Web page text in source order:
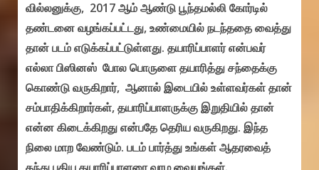
வில்லனுக்கு, 2017 ஆம் ஆண்டு பூந்தமல்லி கோர்டில்
தண்டனை வழங்கப்பட்டது, உண்மையில் நடந்ததை வைத்து
தான் படம் எடுக்கப்பட்டுள்ளது. தயாரிப்பாளர் என்பவர்
எல்லா பிஸினஸ் போல பொருளை தயாரித்து சந்தைக்கு
கொண்டு வருகிறார், ஆனால் இடையில் உள்ளவர்கள் தான்
சம்பாதிக்கிறார்கள், தயாரிப்பாளருக்கு இறுதியில் தான்
என்ன கிடைக்கிறது என்பதே தெரிய வருகிறது. இந்த
நிலை மாற வேண்டும். படம் பார்த்து உங்கள் ஆதரவைத்